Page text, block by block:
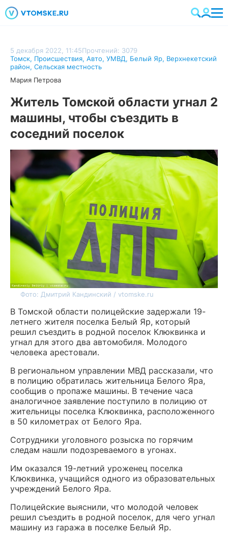
5 декабря 2022, 11:45Прочтений: 3079
Томск, Происшествия, Авто, УМВД, Белый Яр, Верхнекетский
район, Сельская местность
Мария Петрова
Житель Томской области угнал 2
машины, чтобы съездить в
соседний поселок
Фото: Дмитрий Кандинский / vtomske.ru
В Томской области полицейские задержали 19-
летнего жителя поселка Белый Яр, который
решил съездить в родной поселок Клюквинка и
угнал для этого два автомобиля. Молодого
человека арестовали.
В региональном управлении МВД рассказали, что
в полицию обратилась жительница Белого Яра,
сообщив о пропаже машины. В течение часа
аналогичное заявление поступило в полицию от
жительницы поселка Клюквинка, расположенного
в 50 километрах от Белого Яра.
Сотрудники уголовного розыска по горячим
следам нашли подозреваемого в угонах.
Им оказался 19-летний уроженец поселка
Клюквинка, учащийся одного из образовательных
учреждений Белого Яра.
Полицейские выяснили, что молодой человек
решил съездить в родной поселок, для чего угнал
машину из гаража в поселке Белый Яр.